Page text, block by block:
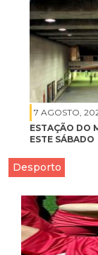
7 AGOSTO,
ESTAÇÃO DO
ESTE SÁBADO
Desporto